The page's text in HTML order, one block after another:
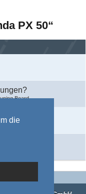
die
PX 50“
Board